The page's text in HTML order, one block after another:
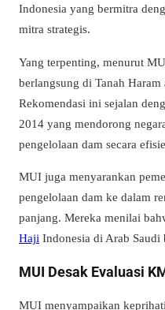
Indonesia yang bermitra
mitra strategis.
Yang terpenting, menurut
berlangsung di Tanah
Rekomendasi ini sejalan
2014 yang mendorong
pengelolaan dam secara
MUI juga menyarankan
pengelolaan dam ke dalam
panjang. Mereka menilai
Haji Indonesia di Arab Saudi
MUI Desak Evaluasi
MUI menyampaikan